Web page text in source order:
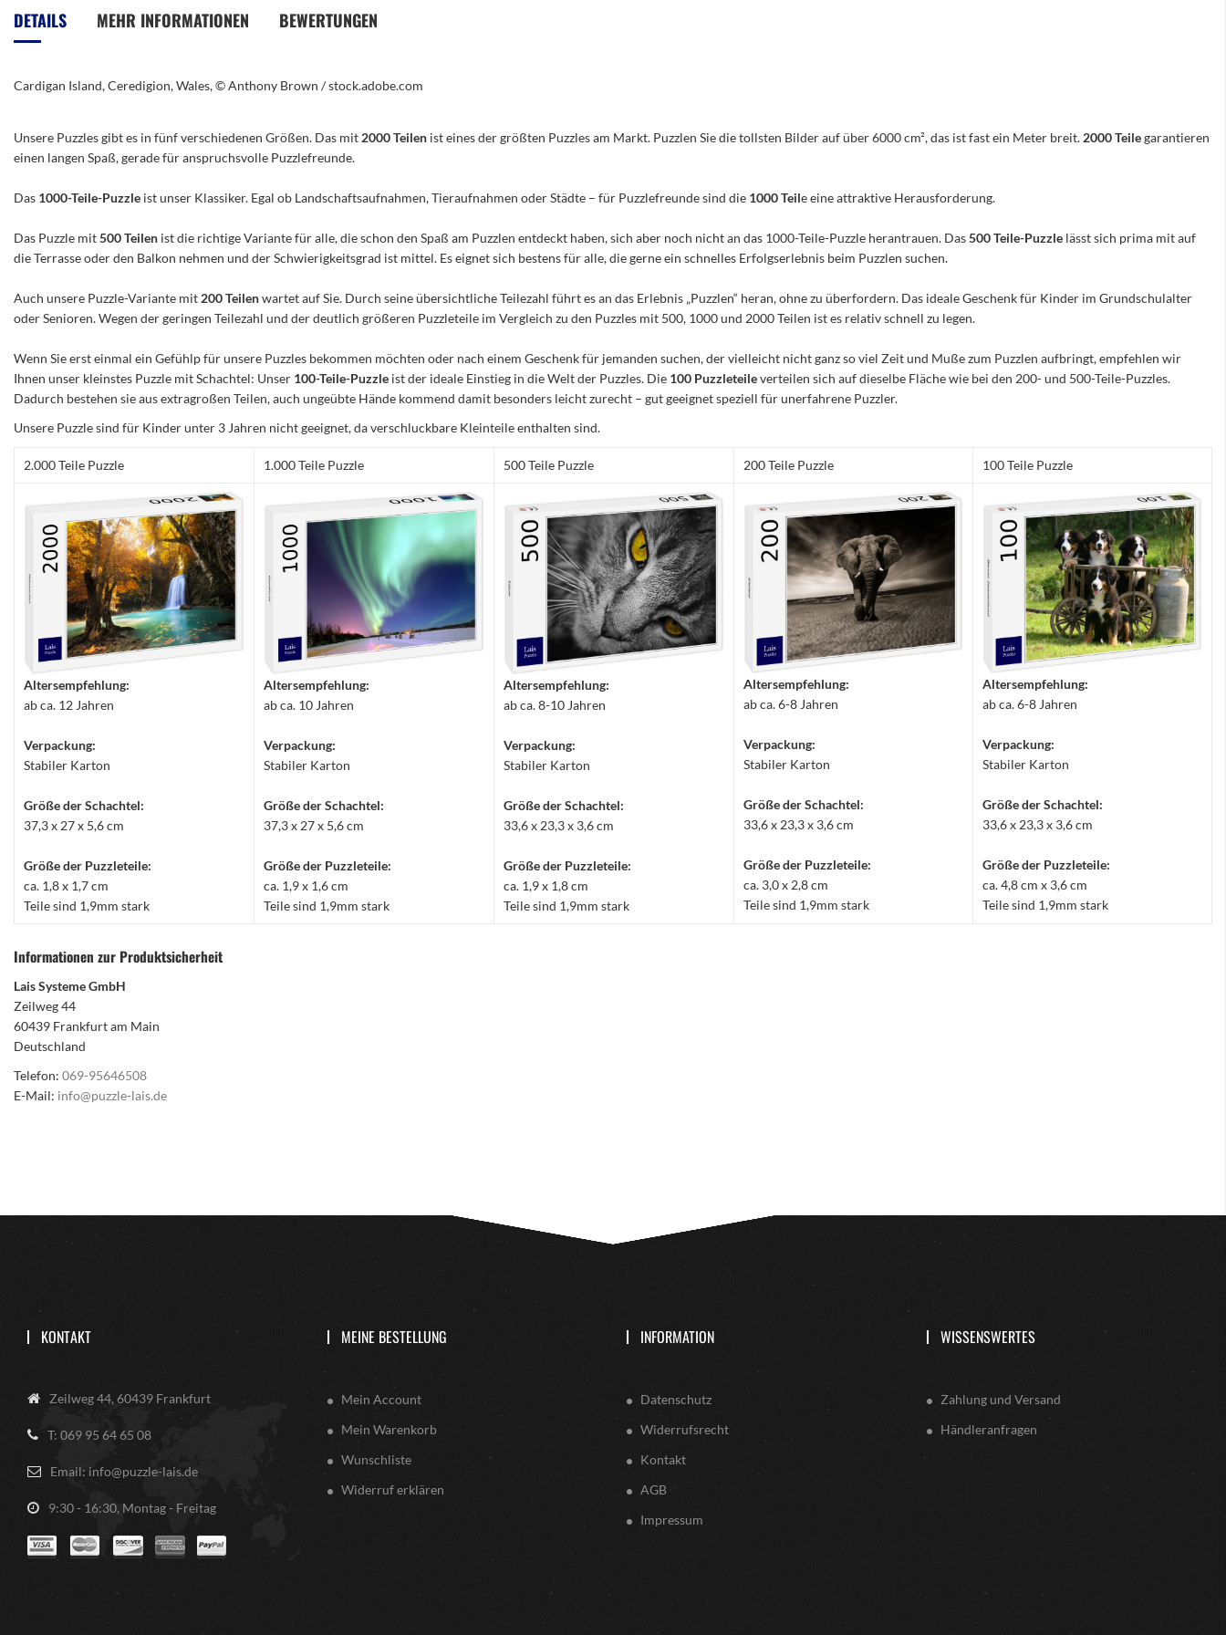
Bildergalerie
springen
DETAILS
Cardigan Island, Ceredigion, Wales, © Anthony Brown / stock.adobe.com
MEHR INFORMATIONEN BEWERTUNGEN
Unsere Puzzles gibt es in fünf verschiedenen Größen. Das mit 2000 Teilen ist eines der größten Puzzles am Markt. Puzzlen Sie die tollsten Bilder auf über 6000 cm², das ist fast ein Meter breit. 2000 Teilegarantieren
einen langen Spaß, gerade für anspruchsvolle Puzzlefreunde.
Das 1000-Teile-Puzzle ist unser Klassiker. Egal ob Landschaftsaufnahmen, Tieraufnahmen oder Städte – für Puzzlefreunde sind die 1000 Teile eine attraktive Herausforderung.
Das Puzzle mit500 Teilen ist die richtige Variante für alle, die schon den Spaß am Puzzlen entdeckt haben, sich aber noch nicht an das 1000-Teile-Puzzle herantrauen. Das500 Teile-Puzzle lässt sich prima mit auf
die Terrasse oder den Balkon nehmen und der Schwierigkeitsgrad ist mittel. Es eignet sich bestens für alle, die gerne ein schnelles Erfolgserlebnis beim Puzzlen suchen.
Auch unsere Puzzle-Variante mit 200 Teilenwartet auf Sie. Durch seine übersichtliche Teilezahl führt es an das Erlebnis „Puzzlen“ heran, ohne zu überfordern. Das ideale Geschenk für Kinder im Grundschulalter
oder Senioren. Wegen der geringen Teilezahl und der deutlich größeren Puzzleteile im Vergleich zu den Puzzles mit 500, 1000 und 2000 Teilen ist es relativ schnell zu legen.
Wenn Sie erst einmal ein Gefühlp für unsere Puzzles bekommen möchten oder nach einem Geschenk für jemanden suchen, der vielleicht nicht ganz so viel Zeit und Muße zum Puzzlen aufbringt, empfehlen wir
Ihnen unser kleinstes Puzzle mit Schachtel: Unser 100-Teile-Puzzle ist der ideale Einstieg in die Welt der Puzzles. Die 100 Puzzleteileverteilen sich auf dieselbe Fläche wie bei den 200- und 500-Teile-Puzzles.
Dadurch bestehen sie aus extragroßen Teilen, auch ungeübte Hände kommend damit besonders leicht zurecht – gut geeignet speziell für unerfahrene Puzzler.
Unsere Puzzle sind für Kinder unter 3 Jahren nicht geeignet, da verschluckbare Kleinteile enthalten sind.
2.000 Teile Puzzle 1.000 Teile Puzzle 500 Teile Puzzle 200 Teile Puzzle 100 Teile Puzzle
Altersempfehlung:
ab ca. 12 Jahren
Verpackung:
Stabiler Karton
Größe der Schachtel:
37,3 x 27 x 5,6 cm
Größe der Puzzleteile:
ca. 1,8 x 1,7 cm
Teile sind 1,9mm stark
Altersempfehlung:
ab ca. 10 Jahren
Verpackung:
Stabiler Karton
Größe der Schachtel:
37,3 x 27 x 5,6 cm
Größe der Puzzleteile:
ca. 1,9 x 1,6 cm
Teile sind 1,9mm stark
Altersempfehlung:
ab ca. 8-10 Jahren
Verpackung:
Stabiler Karton
Größe der Schachtel:
33,6 x 23,3 x 3,6 cm
Größe der Puzzleteile:
ca. 1,9 x 1,8 cm
Teile sind 1,9mm stark
Altersempfehlung:
ab ca. 6-8 Jahren
Verpackung:
Stabiler Karton
Größe der Schachtel:
33,6 x 23,3 x 3,6 cm
Größe der Puzzleteile:
ca. 3,0 x 2,8 cm
Teile sind 1,9mm stark
Altersempfehlung:
ab ca. 6-8 Jahren
Verpackung:
Stabiler Karton
Größe der Schachtel:
33,6 x 23,3 x 3,6 cm
Größe der Puzzleteile:
ca. 4,8 cm x 3,6 cm
Teile sind 1,9mm stark
Informationen zur Produktsicherheit
Lais Systeme GmbH
Zeilweg 44
60439 Frankfurt am Main
Deutschland
Telefon: 069-95646508
E-Mail: info@puzzle-lais.de
KONTAKT
Zeilweg 44, 60439 Frankfurt
T: 069 95 64 65 08
Email: info@puzzle-lais.de
9:30 - 16:30, Montag - Freitag
MEINE BESTELLUNG
Mein Account
Mein Warenkorb
Wunschliste
Widerruf erklären
INFORMATION
Datenschutz
Widerrufsrecht
Kontakt
AGB
Impressum
WISSENSWERTES
Zahlung und Versand
Händleranfragen